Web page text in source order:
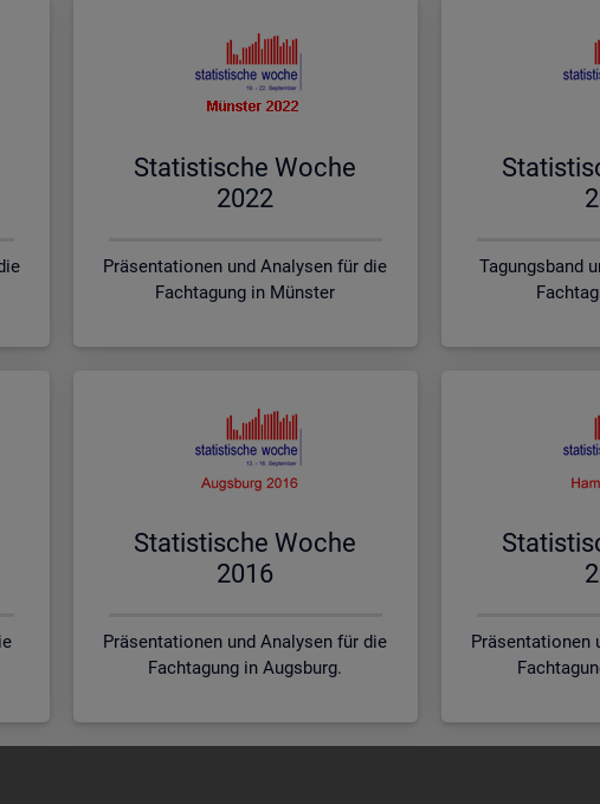
Sta­tis­ti­sche Woche
2022
Präsentationen und Analysen für die
Fachtagung in Münster
Tagungsband
Sta­tis­ti­sche Woche
2016
Präsentationen und Analysen für die
Fachtagung in Augsburg.
Präsentationen